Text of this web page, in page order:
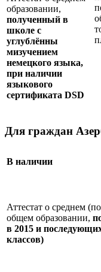
образовании,
полученный в
школе с
углублённы
мизучением
немецкого языка,
при наличии
языкового
сертификата DSD
Для граждан
В наличии
Аттестат о среднем
общем образовании,
в 2015 и
классов)